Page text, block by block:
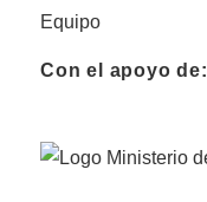
Equipo
Con el apoyo de: